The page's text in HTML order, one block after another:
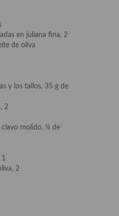
en juliana fina, 2
de oliva
y los tallos, 35 g de
2
molido, ¼ de
2